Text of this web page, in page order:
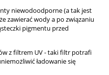
niewodoodporne (a tak jest
zawierać wody a po związaniu
pigmentu przed
z filtrem UV - taki filtr potrafi
ładowanie się